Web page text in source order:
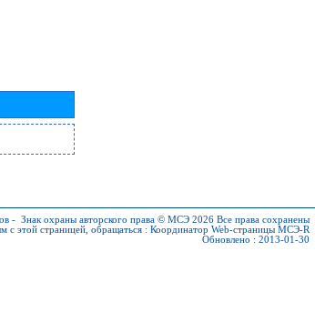
- Знак охраны авторского права © МСЭ 2026 Все права сохранены
с этой страницей, обращаться : Координатор Web-страницы МСЭ-R
Обновлено : 2013-01-30